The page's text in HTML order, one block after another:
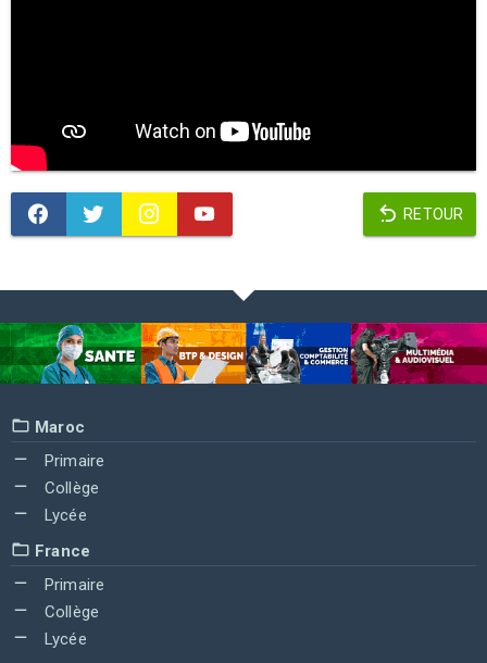
RETOUR
Maroc
Primaire
Collège
Lycée
France
Primaire
Collège
Lycée